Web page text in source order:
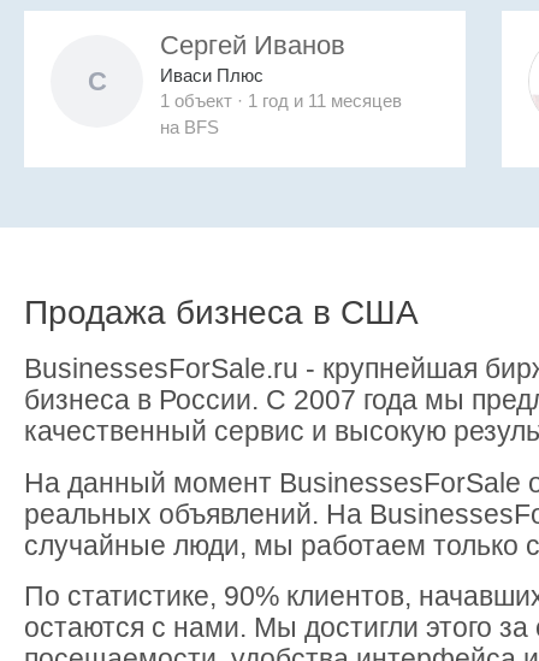
С
Сергей Иванов
Иваси Плюс
1 объект · 1 год и 11 месяцев
на BFS
Продажа бизнеса в США
BusinessesForSale.ru - крупнейшая
бизнеса в России. С 2007 года мы
качественный сервис и высокую
На данный момент BusinessesForSale
реальных объявлений. На
случайные люди, мы работаем только
По статистике, 90% клиентов,
остаются с нами. Мы достигли этого за